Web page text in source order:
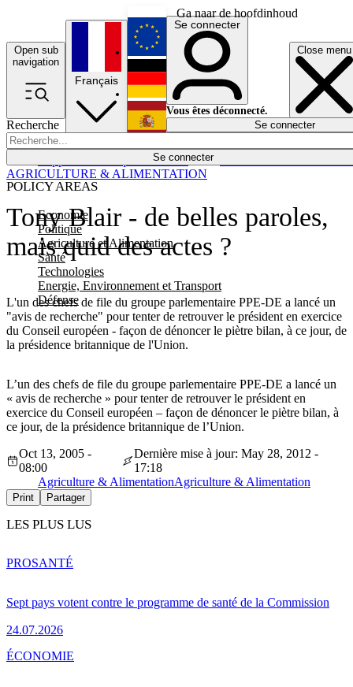
Ga naar de hoofdinhoud
Open sub
navigation
Close menu
Recherche
Se connecter
POLICY AREAS
Economie
Politique
Agriculture et Alimentation
Santé
Technologies
Energie, Environnement et Transport
Défense
Économie
Français
English
Deutsch
Español
Se connecter
Vous êtes déconnecté.
Se connecter
Tony Blair - de belles paroles,
mais quid des actes ?
L'un des chefs de file du groupe parlementaire PPE-DE a lancé un
"avis de recherche" pour tenter de retrouver le président en exercice
du Conseil européen - façon de dénoncer le piètre bilan, à ce jour, de
la présidence britannique de l'Union.
AGRICULTURE & ALIMENTATION
L’un des chefs de file du groupe parlementaire PPE-DE a lancé un
« avis de recherche » pour tenter de retrouver le président en
exercice du Conseil européen – façon de dénoncer le piètre bilan, à
ce jour, de la présidence britannique de l’Union.
Oct 13, 2005 -
08:00
Dernière mise à jour: May 28, 2012 -
17:18
Agriculture & AlimentationAgriculture & Alimentation
Print Partager
LES PLUS LUS
Sept pays votent contre le programme de santé de la Commission
24.07.2026
PROSANTÉ
ÉCONOMIE